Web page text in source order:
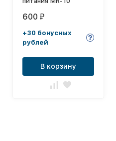
600 ₽
+30 бонусных
рублей
В корзину